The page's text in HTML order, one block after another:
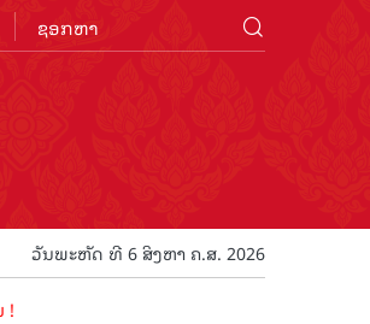
ວັນພະຫັດ ທີ 6 ສິງຫາ ຄ.ສ. 2026